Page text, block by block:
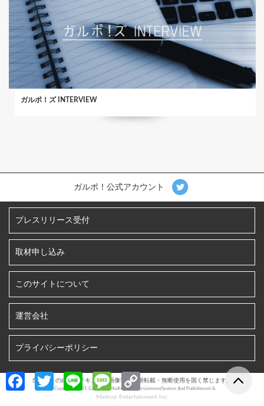
Fa T
Li
M
es
C
o
ガルポ！ズ INTERVIEW
ガルポ！公式アカウント
プレスリリース受付
取材申し込み
このサイトについて
運営会社
プライバシーポリシー
当サイトの内容、テキスト、画像等の無断転載・無断使用を固く禁じます。
©︎ Copyright 2021 GALPO! / MadHoneyEntertainmentSystem And Publishment &
Mashup Entertainment Inc.